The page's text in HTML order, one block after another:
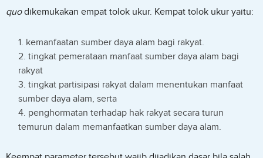
quodikemukakan empat tolok ukur. Kempat tolok ukur yaitu:
kemanfaatan sumber daya alam bagi rakyat.
tingkat pemerataan manfaat sumber daya alam bagi
rakyat
tingkat partisipasi rakyat dalam menentukan manfaat
sumber daya alam, serta
penghormatan terhadap hak rakyat secara turun
temurun dalam memanfaatkan sumber daya alam.